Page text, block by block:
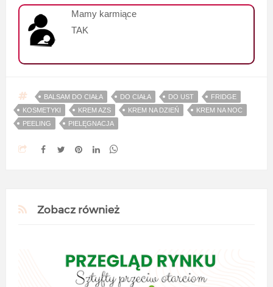
Mamy karmiące
TAK
BALSAM DO CIAŁA DO CIAŁA DO UST
FRIDGE
KOSMETYKI
KREM AZS KREM NA DZIEŃ
KREM NA NOC
PEELING
PIELĘGNACJA
Zobacz również